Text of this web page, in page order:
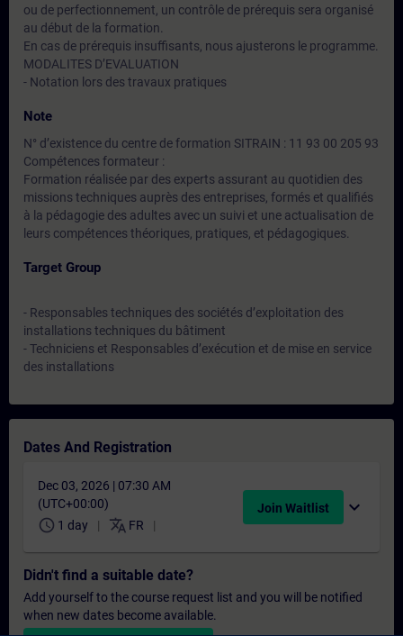
ou de perfectionnement, un contrôle de prérequis sera organisé
au début de la formation.
En cas de prérequis insuffisants, nous ajusterons le programme.
MODALITES D’EVALUATION
- Notation lors des travaux pratiques
Note
N° d’existence du centre de formation SITRAIN : 11 93 00 205 93
Compétences formateur :
Formation réalisée par des experts assurant au quotidien des
missions techniques auprès des entreprises, formés et qualifiés
à la pédagogie des adultes avec un suivi et une actualisation de
leurs compétences théoriques, pratiques, et pédagogiques.
Target Group
- Responsables techniques des sociétés d’exploitation des
installations techniques du bâtiment
- Techniciens et Responsables d’exécution et de mise en service
des installations
Dates And Registration
Dec 03, 2026 | 07:30 AM
(UTC+00:00)
schedule 1 day translate FR
Join Waitlist expand_more
Didn't find a suitable date?
Add yourself to the course request list and you will be notified
when new dates become available.